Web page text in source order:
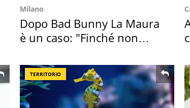
Milano
Dopo Bad Bunny La Maura
è un caso: "Finché non
TERRITORIO